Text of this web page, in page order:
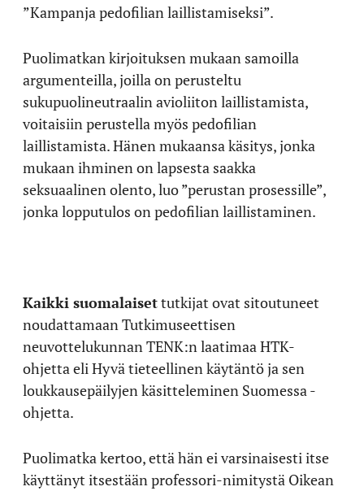
”Kampanja pedofilian laillistamiseksi”.
Puolimatkan kirjoituksen mukaan samoilla
argumenteilla, joilla on perusteltu
sukupuolineutraalin avioliiton laillistamista,
voitaisiin perustella myös pedofilian
laillistamista. Hänen mukaansa käsitys, jonka
mukaan ihminen on lapsesta saakka
seksuaalinen olento, luo ”perustan prosessille”,
jonka lopputulos on pedofilian laillistaminen.
Kaikki suomalaisettutkijat ovat sitoutuneet
noudattamaan Tutkimuseettisen
neuvottelukunnan TENK:n laatimaa HTK-
ohjetta eli Hyvä tieteellinen käytäntö ja sen
loukkausepäilyjen käsitteleminen Suomessa -
ohjetta.
Puolimatka kertoo, että hän ei varsinaisesti itse
käyttänyt itsestään professori-nimitystä Oikean